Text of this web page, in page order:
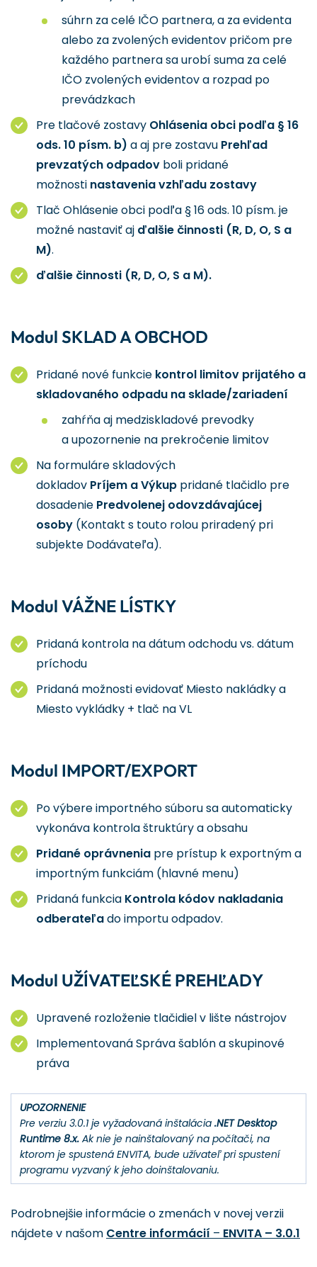
súhrn za celé IČO partnera, a za evidenta
alebo za zvolených evidentov pričom pre
každého partnera sa urobí suma za celé
IČO zvolených evidentov a rozpad po
prevádzkach
Pre tlačové zostavy Ohlásenia obci podľa § 16
ods. 10 písm. b) a aj pre zostavu Prehľad
prevzatých odpadov boli pridané
možnosti nastavenia vzhľadu zostavy
Tlač Ohlásenie obci podľa § 16 ods. 10 písm. je
možné nastaviť aj ďalšie činnosti (R, D, O, S a
M).
ďalšie činnosti (R, D, O, S a M).
Modul SKLAD A OBCHOD
Pridané nové funkcie kontrol limitov prijatého a
skladovaného odpadu na sklade/zariadení
zahŕňa aj medziskladové prevodky
a upozornenie na prekročenie limitov
Na formuláre skladových
dokladov Príjem a Výkup pridané tlačidlo pre
dosadenie Predvolenej odovzdávajúcej
osoby (Kontakt s touto rolou priradený pri
subjekte Dodávateľa).
Modul VÁŽNE LÍSTKY
Pridaná kontrola na dátum odchodu vs. dátum
príchodu
Pridaná možnosti evidovať Miesto nakládky a
Miesto vykládky + tlač na VL
Modul IMPORT/EXPORT
Po výbere importného súboru sa automaticky
vykonáva kontrola štruktúry a obsahu
Pridané oprávnenia pre prístup k exportným a
importným funkciám (hlavné menu)
Pridaná funkcia Kontrola kódov nakladania
odberateľado importu odpadov.
Modul UŽÍVATEĽSKÉ PREHĽADY
Upravené rozloženie tlačidiel v lište nástrojov
Implementovaná Správa šablón a skupinové
práva
UPOZORNENIE
Pre verziu 3.0.1 je vyžadovaná inštalácia .NET Desktop
Runtime 8.x. Ak nie je nainštalovaný na počítači, na
ktorom je spustená ENVITA, bude užívateľ pri spustení
programu vyzvaný k jeho doinštalovaniu.
Podrobnejšie informácie o zmenách v novej verzii
nájdete v našom Centre informácií – ENVITA – 3.0.1